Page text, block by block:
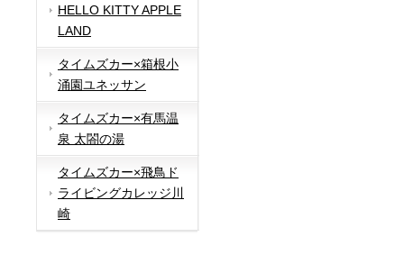
HELLO KITTY APPLE
LAND
タイムズカー×箱根小
涌園ユネッサン
タイムズカー×有馬温
泉 太閤の湯
タイムズカー×飛鳥ド
ライビングカレッジ川
崎